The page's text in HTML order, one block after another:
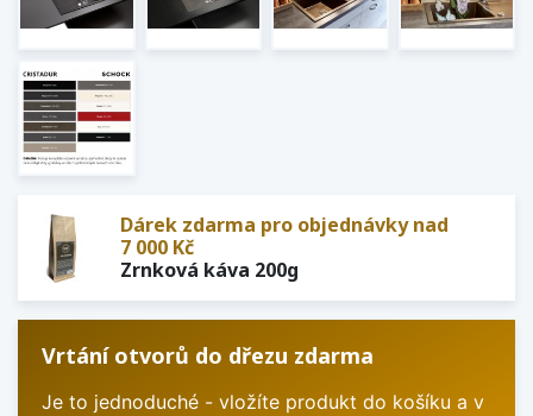
Dárek zdarma pro objednávky nad
7 000 Kč
Zrnková káva 200g
Vrtání otvorů do dřezu zdarma
Je to jednoduché - vložíte produkt do košíku a v